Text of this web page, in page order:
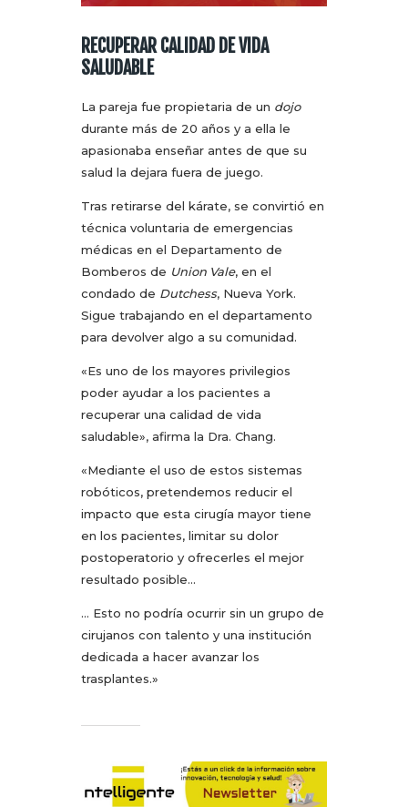
RECUPERAR CALIDAD DE VIDA
SALUDABLE
La pareja fue propietaria de un dojo
durante más de 20 años y a ella le
apasionaba enseñar antes de que su
salud la dejara fuera de juego.
Tras retirarse del kárate, se convirtió en
técnica voluntaria de emergencias
médicas en el Departamento de
Bomberos de Union Vale, en el
condado de Dutchess, Nueva York.
Sigue trabajando en el departamento
para devolver algo a su comunidad.
«Es uno de los mayores privilegios
poder ayudar a los pacientes a
recuperar una calidad de vida
saludable», afirma la Dra. Chang.
«Mediante el uso de estos sistemas
robóticos, pretendemos reducir el
impacto que esta cirugía mayor tiene
en los pacientes, limitar su dolor
postoperatorio y ofrecerles el mejor
resultado posible…
… Esto no podría ocurrir sin un grupo de
cirujanos con talento y una institución
dedicada a hacer avanzar los
trasplantes.»